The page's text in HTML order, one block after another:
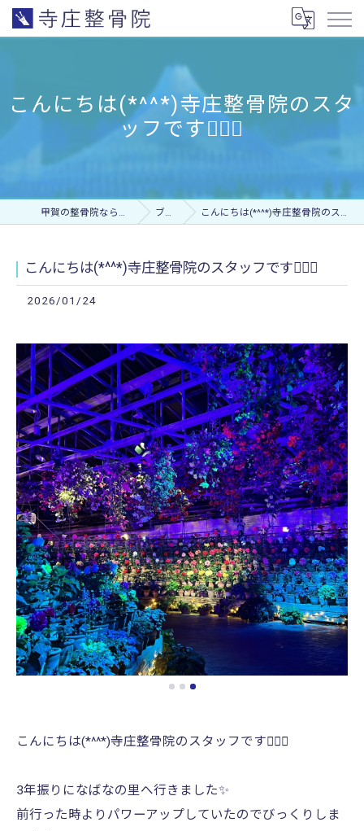
こんにちは(*^^*)寺庄整骨院のスタ
ッフです🙆🏻‍♀️
甲賀の整骨院なら寺庄整骨院 ブログ こんにちは(*^^*)寺庄整骨院のスタッフです🙆🏻‍♀️
こんにちは(*^^*)寺庄整骨院のスタッフです🙆🏻‍♀️
2026/01/24
こんにちは(*^^*)寺庄整骨院のスタッフです🙆🏻‍♀️
3年振りになばなの里へ行きました✨️
前行った時よりパワーアップしていたのでびっくりしま